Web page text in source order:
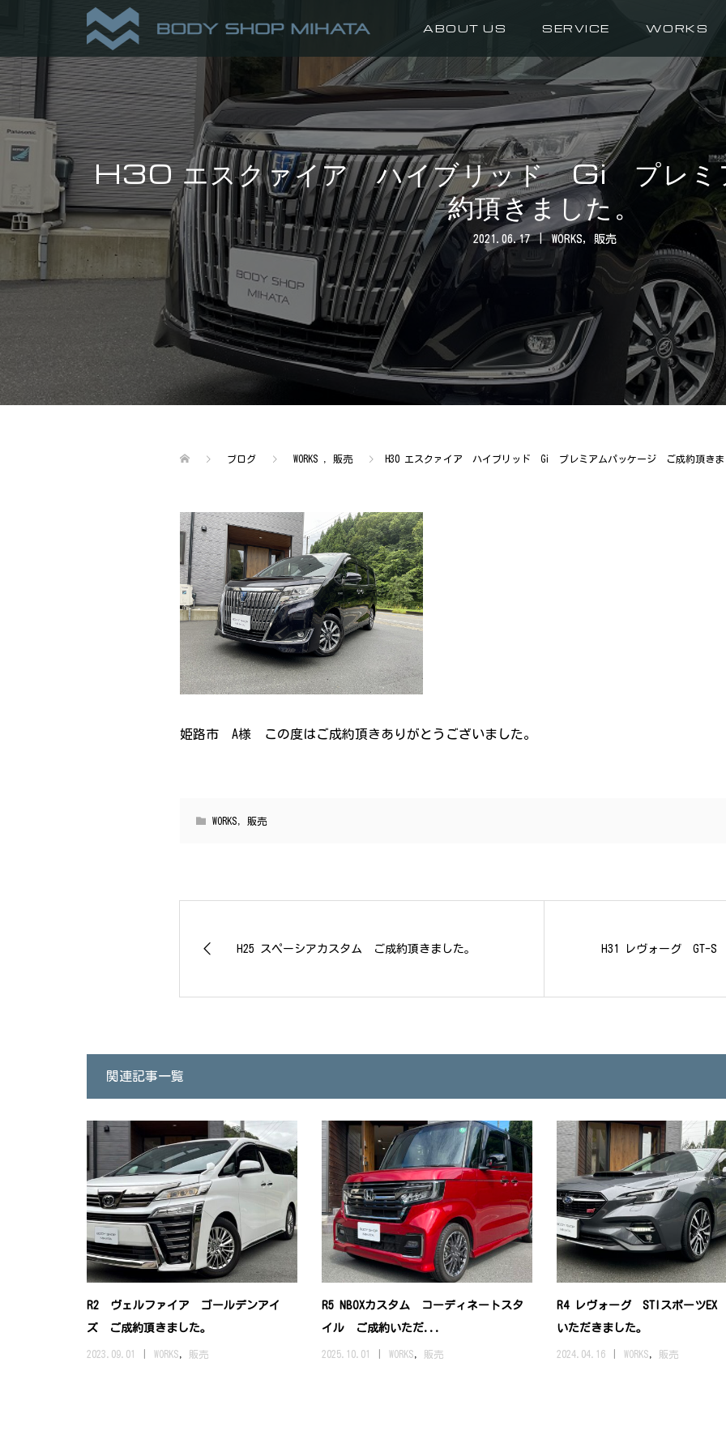
ABOUT US SERVICE WORKS
H30 エスクァイア ハイブリッド Gi プレミ
約頂きました。
2021.06.17 WORKS, 販売
ブログ WORKS 販売 H30 エスクァイア ハイブリッド Gi プレミアムパッケージ ご成約頂きま
姫路市 A様 この度はご成約頂きありがとうございました。
WORKS 販売
H25 スペーシアカスタム ご成約頂きました。 H31 レヴォーグ GT-S
関連記事一覧
R2 ヴェルファイア ゴールデンアイ
ズ ご成約頂きました。
2023.09.01 WORKS 販売
R5 NBOXカスタム コーディネートスタ
イル ご成約いただ...
2025.10.01 WORKS 販売
R4 レヴォーグ STIスポーツEX
いただきました。
2024.04.16 WORKS 販売